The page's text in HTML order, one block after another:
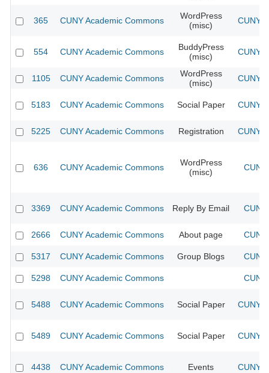
365 CUNY Academic Commons
WordPress
(misc)
CUNY
554 CUNY Academic Commons
BuddyPress
(misc)
CUNY
1105 CUNY Academic Commons
WordPress
(misc)
CUNY
5183 CUNY Academic Commons Social Paper CUNY
5225 CUNY Academic Commons Registration CUNY
636 CUNY Academic Commons
WordPress
(misc)
3369 CUNY Academic Commons Reply By Email
2666 CUNY Academic Commons About page
5317 CUNY Academic Commons Group Blogs
5298 CUNY Academic Commons
5488 CUNY Academic Commons Social Paper CUNY
5489 CUNY Academic Commons Social Paper CUNY
4438 CUNY Academic Commons Events CUNY